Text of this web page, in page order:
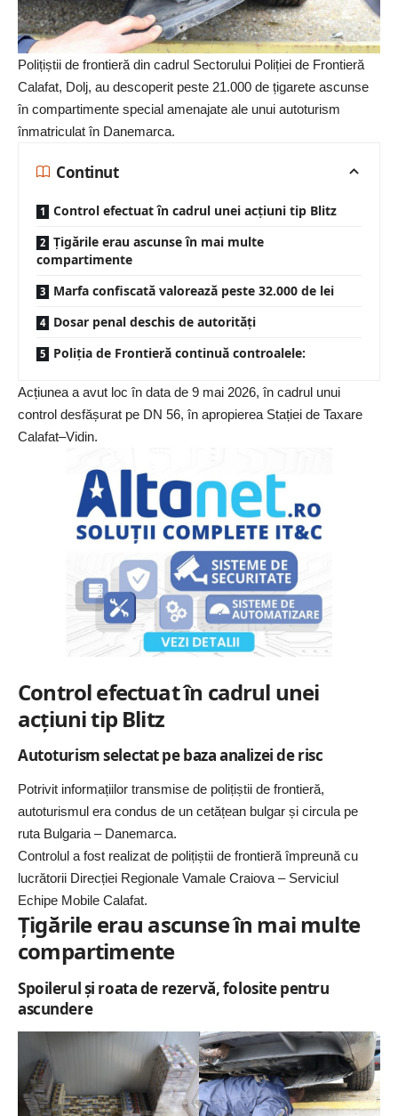
Polițiștii de frontieră din cadrul Sectorului Poliției de Frontieră
Calafat, Dolj, au descoperit peste 21.000 de țigarete ascunse
în compartimente special amenajate ale unui autoturism
înmatriculat în Danemarca.
Continut
Control efectuat în cadrul unei acțiuni tip Blitz
Țigările erau ascunse în mai multe
compartimente
Marfa confiscată valorează peste 32.000 de lei
Dosar penal deschis de autorități
Poliția de Frontieră continuă controalele:
Acțiunea a avut loc în data de 9 mai 2026, în cadrul unui
control desfășurat pe DN 56, în apropierea Stației de Taxare
Calafat–Vidin.
Control efectuat în cadrul unei
acțiuni tip Blitz
Autoturism selectat pe baza analizei de risc
Potrivit informațiilor transmise de polițiștii de frontieră,
autoturismul era condus de un cetățean bulgar și circula pe
ruta Bulgaria – Danemarca.
Controlul a fost realizat de polițiștii de frontieră împreună cu
lucrătorii Direcției Regionale Vamale Craiova – Serviciul
Echipe Mobile Calafat.
Țigările erau ascunse în mai multe
compartimente
Spoilerul și roata de rezervă, folosite pentru
ascundere